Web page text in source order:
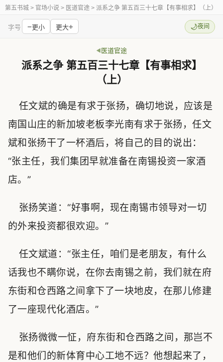
第五书城 > 官场小说 > 医道官途 > 派系之争 第五百三十七章【有事相求】（上）
字号 −更小 更大+ 🌙夜间
医道官途
派系之争 第五百三十七章【有事相求】
（上）
任文斌的确是有求于张扬，确切地说，应该是
南国山庄的新加坡老板李光南有求于张扬，任文
斌和张扬干了一杯酒后，将自己的目的说出：
“张主任，我们集团早就准备在南锡投资一家酒
店。”
张扬笑道：“好事啊，现在南锡市领导对一切
的外来投资都很欢迎。”
任文斌道：“张主任，咱们是老朋友，有什么
话我也不瞒你说，在你去南锡之前，我们就在府
东街和仓西路之间拿下了一块地皮，在那儿修建
了一座现代化酒店。”
张扬微微一怔，府东街和仓西路之间，那岂不
是和他们的新体育中心工地不远？他想起来了，